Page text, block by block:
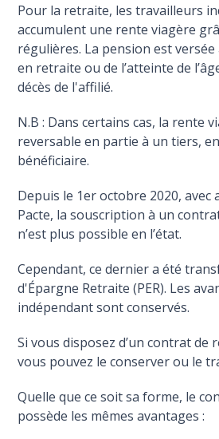
Pour la retraite, les travailleurs
accumulent une rente viagère
régulières. La pension est
en retraite ou de l’atteinte de
décès de l'affilié.
N.B : Dans certains cas, la rente
reversable en partie à un tiers,
bénéficiaire.
Depuis le 1er octobre 2020, avec
Pacte, la souscription à un
n’est plus possible en l’état.
Cependant, ce dernier a été
d'Épargne Retraite (PER). Les
indépendant sont conservés.
Si vous disposez d’un contrat de
vous pouvez le conserver ou le
Quelle que ce soit sa forme, le
possède les mêmes avantages :